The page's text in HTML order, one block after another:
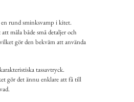
rund sminksvamp i kitet.
måla både små detaljer och
gör den bekväm att använda
tassavtryck.
gör det ännu enklare att få till